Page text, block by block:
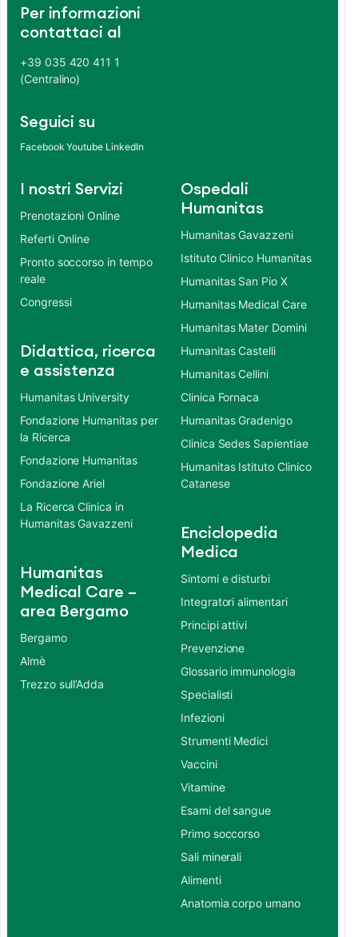
Per informazioni
contattaci al
+39 035 420 411 1
(Centralino)
Seguici su
Facebook Youtube LinkedIn
I nostri Servizi
Prenotazioni Online
Referti Online
Pronto soccorso in tempo
reale
Congressi
Didattica, ricerca
e assistenza
Humanitas University
Fondazione Humanitas per
la Ricerca
Fondazione Humanitas
Fondazione Ariel
La Ricerca Clinica in
Humanitas Gavazzeni
Humanitas
Medical Care –
area Bergamo
Bergamo
Almè
Trezzo sull’Adda
Ospedali
Humanitas
Humanitas Gavazzeni
Istituto Clinico Humanitas
Humanitas San Pio X
Humanitas Medical Care
Humanitas Mater Domini
Humanitas Castelli
Humanitas Cellini
Clinica Fornaca
Humanitas Gradenigo
Clinica Sedes Sapientiae
Humanitas Istituto Clinico
Catanese
Enciclopedia
Medica
Sintomi e disturbi
Integratori alimentari
Principi attivi
Prevenzione
Glossario immunologia
Specialisti
Infezioni
Strumenti Medici
Vaccini
Vitamine
Esami del sangue
Primo soccorso
Sali minerali
Alimenti
Anatomia corpo umano